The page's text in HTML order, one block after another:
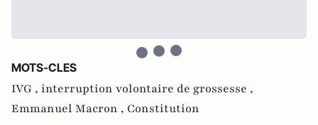
MOTS-CLES
IVG , interruption volontaire de grossesse ,
Emmanuel Macron , Constitution